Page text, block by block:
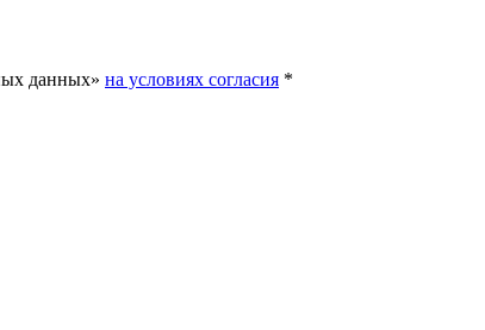
данных» на условиях согласия *